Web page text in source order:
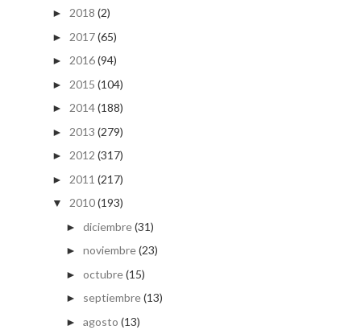
► 2018 (2)
► 2017(65)
► 2016(94)
► 2015 (104)
► 2014(188)
► 2013 (279)
► 2012 (317)
► 2011 (217)
▼ 2010(193)
► diciembre(31)
► noviembre(23)
► octubre(15)
► septiembre(13)
► agosto (13)